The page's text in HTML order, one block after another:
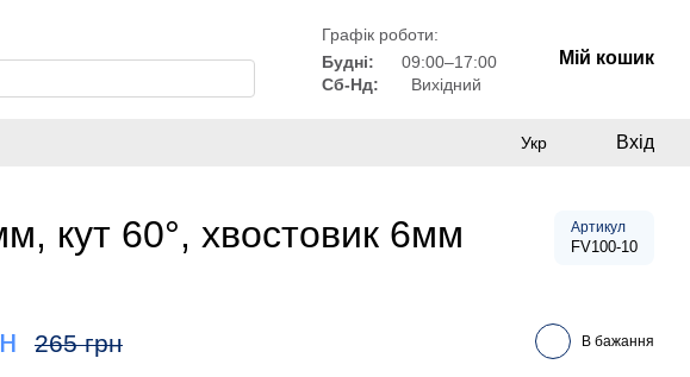
Графік роботи:
Будні:
09:00–17:00
Сб-Нд:
Вихідний
Мій кошик
Укр Вхід
кут 60°, хвостовик 6мм Артикул
FV100-10
265 грн В бажання